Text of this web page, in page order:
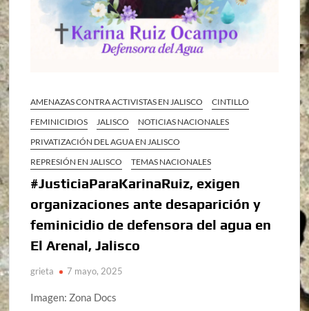
AMENAZAS CONTRA ACTIVISTAS EN JALISCO
CINTILLO
FEMINICIDIOS
JALISCO
NOTICIAS NACIONALES
PRIVATIZACIÓN DEL AGUA EN JALISCO
REPRESIÓN EN JALISCO
TEMAS NACIONALES
#JusticiaParaKarinaRuiz, exigen
organizaciones ante desaparición y
feminicidio de defensora del agua en
El Arenal, Jalisco
grieta 7 mayo, 2025
Imagen: Zona Docs